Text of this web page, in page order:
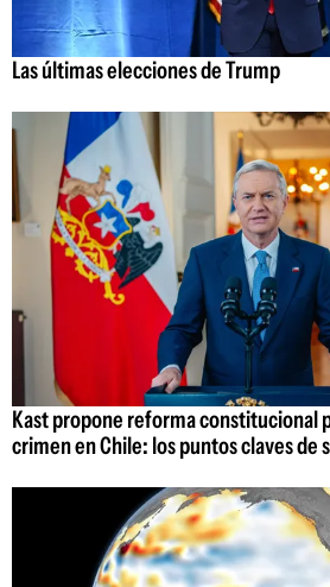
Las últimas elecciones de Trump
Kast propone reforma constitucional
crimen en Chile: los puntos claves de